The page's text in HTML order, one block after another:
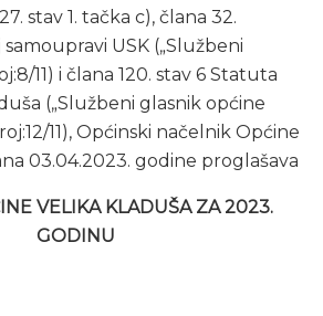
stav 1. tačka c), člana 32.
USK („Službeni
11) i člana 120. stav 6 Statuta
(„Službeni glasnik općine
11), Općinski načelnik Općine
03.04.2023. godine proglašava
VELIKA KLADUŠA ZA 2023.
GODINU